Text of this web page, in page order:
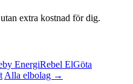
extra kostnad för dig.
EnergiRebel ElGöta
Alla elbolag →